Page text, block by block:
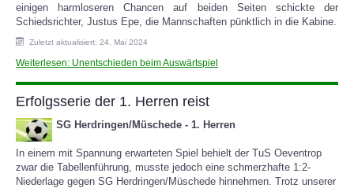
einigen harmloseren Chancen auf beiden Seiten schickte der
Schiedsrichter, Justus Epe, die Mannschaften pünktlich in die Kabine.
Zuletzt aktualisiert: 24. Mai 2024
Weiterlesen: Unentschieden beim Auswärtspiel
Erfolgsserie der 1. Herren reist
SG Herdringen/Müschede - 1. Herren
In einem mit Spannung erwarteten Spiel behielt der TuS Oeventrop
zwar die Tabellenführung, musste jedoch eine schmerzhafte 1:2-
Niederlage gegen SG Herdringen/Müschede hinnehmen. Trotz unserer